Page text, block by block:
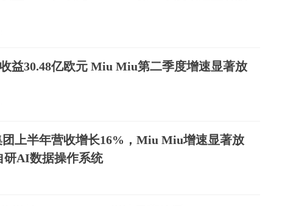
益30.48亿欧元 Miu Miu第二季度增速显著放
上半年营收增长16%，Miu Miu增速显著放
研AI数据操作系统